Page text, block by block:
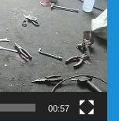
00:57